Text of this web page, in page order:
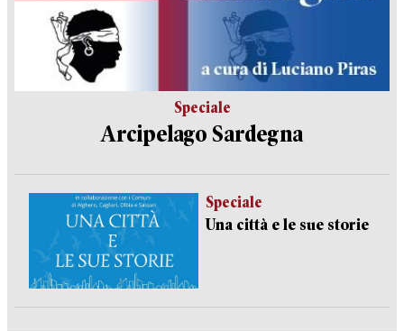
Speciale
Arcipelago Sardegna
Speciale
Una città e le sue storie